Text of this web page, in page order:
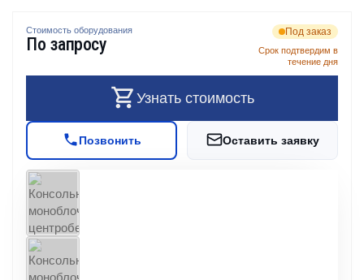
Стоимость оборудования
По запросу
Под заказ
Срок подтвердим в
течение дня
Узнать стоимость
Позвонить Оставить заявку